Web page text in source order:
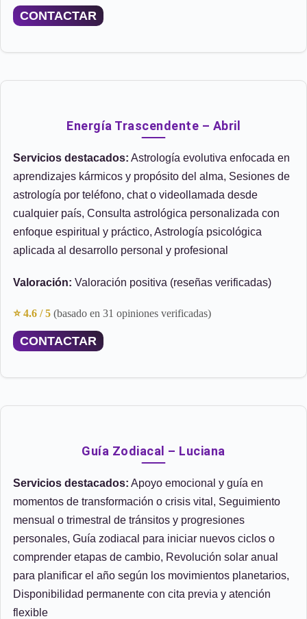
CONTACTAR
Energía Trascendente – Abril
Servicios destacados: Astrología evolutiva enfocada en
aprendizajes kármicos y propósito del alma, Sesiones de
astrología por teléfono, chat o videollamada desde
cualquier país, Consulta astrológica personalizada con
enfoque espiritual y práctico, Astrología psicológica
aplicada al desarrollo personal y profesional
Valoración: Valoración positiva (reseñas verificadas)
⭐ 4.6 / 5 (basado en 31 opiniones verificadas)
CONTACTAR
Guía Zodiacal – Luciana
Servicios destacados: Apoyo emocional y guía en
momentos de transformación o crisis vital, Seguimiento
mensual o trimestral de tránsitos y progresiones
personales, Guía zodiacal para iniciar nuevos ciclos o
comprender etapas de cambio, Revolución solar anual
para planificar el año según los movimientos planetarios,
Disponibilidad permanente con cita previa y atención
flexible